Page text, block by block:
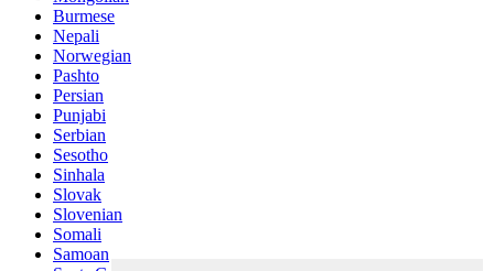
Burmese
Nepali
Norwegian
Pashto
Persian
Punjabi
Serbian
Sesotho
Sinhala
Slovak
Slovenian
Somali
Samoan